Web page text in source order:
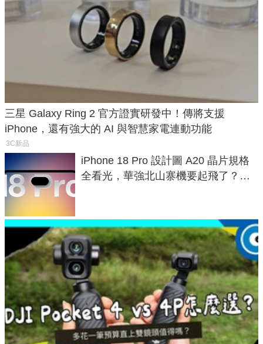
三星 Galaxy Ring 2 官方證實研發中！傳將支援
iPhone，還有強大的 AI 與智慧家電連動功能
3C新品
iPhone 18 Pro 設計圖 A20 晶片規格
全看光，華強北山寨機要起飛了？專